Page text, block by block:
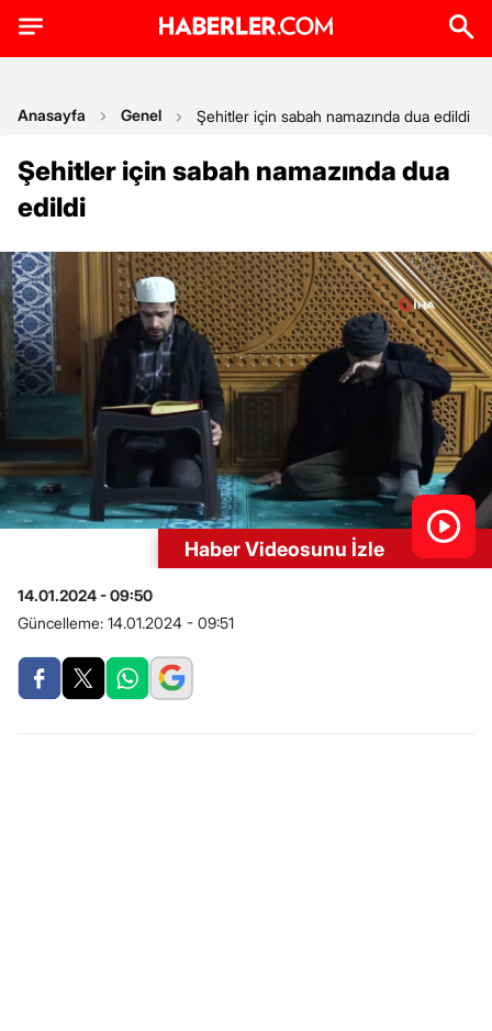
Anasayfa Genel Şehitler için sabah namazında dua edildi
Şehitler için sabah namazında dua
edildi
Haber Videosunu İzle
14.01.2024 - 09:50
Güncelleme: 14.01.2024 - 09:51